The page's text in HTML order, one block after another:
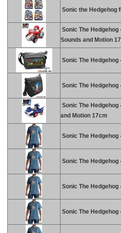
Sonic the Hedgehog
Sonic The
Sounds and Motion
Sonic The
Sonic The Hedgehog
Sonic The
and Motion 17cm
Sonic The
Sonic The
Sonic The
Sonic The